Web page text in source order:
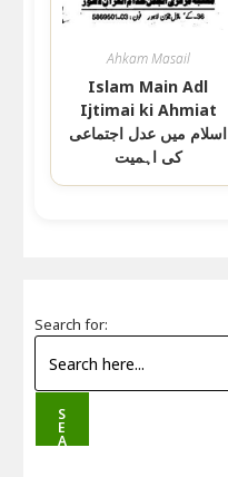
Ahkam Masail
Islam Main Adl
Ijtimai ki Ahmiat
اسلام میں عدل اجتماعی
کی اہمیت
Search for:
S
E
A